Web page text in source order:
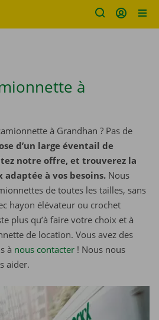
à
à Grandhan ? Pas de
d’un large éventail de
notre offre, et trouverez la
à vos besoins. Nous
de toutes les tailles, sans
hayon élévateur ou crochet
plus qu’à faire votre choix et à
de location. Vous avez des
à nous contacter ! Nous nous
aider.